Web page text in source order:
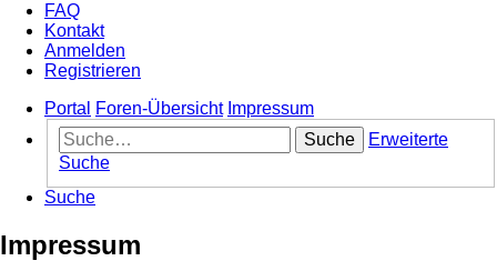
FAQ
Kontakt
Anmelden
Registrieren
Portal
Foren-Übersicht Impressum
Suche
Erweiterte
Suche
Suche
Impressum